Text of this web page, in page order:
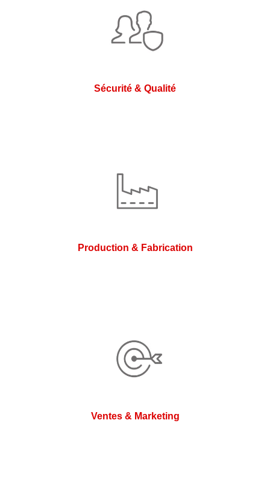
Sécurité & Qualité
Production & Fabrication
Ventes & Marketing